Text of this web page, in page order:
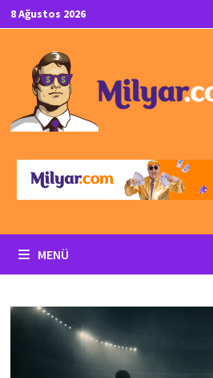
İçeriğe
geç
8 Ağustos 2026
MENÜ